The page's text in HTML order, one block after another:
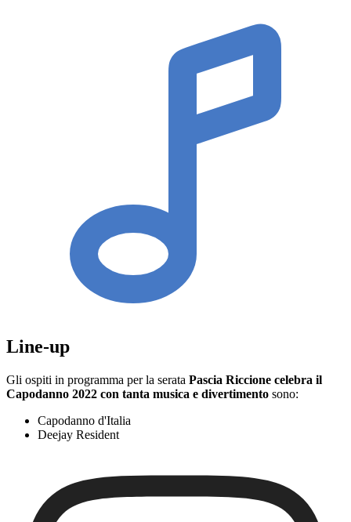
Line-up
Gli ospiti in programma per la serata Pascia Riccione celebra il
Capodanno 2022 con tanta musica e divertimento sono:
Capodanno d'Italia
Deejay Resident